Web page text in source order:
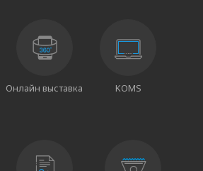
Онлайн выставка KOMS